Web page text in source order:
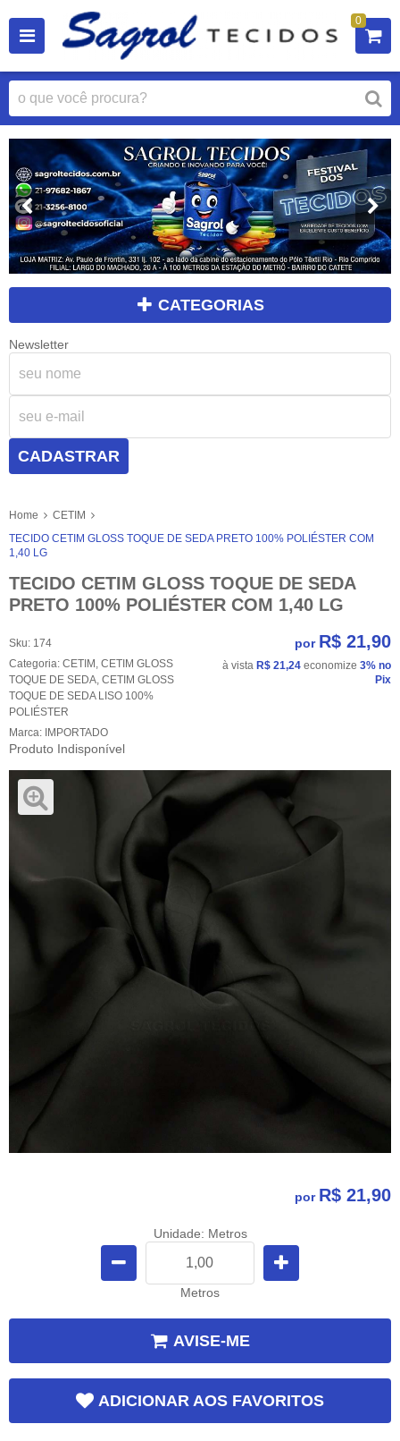
0
CATEGORIAS
Newsletter
CADASTRAR
Home
CETIM
TECIDO CETIM GLOSS TOQUE DE SEDA PRETO 100% POLIÉSTER COM
1,40 LG
TECIDO CETIM GLOSS TOQUE DE SEDA
PRETO 100% POLIÉSTER COM 1,40 LG
Sku: 174
Categoria: CETIM , CETIM GLOSS
TOQUE DE SEDA, CETIM GLOSS
TOQUE DE SEDA LISO 100%
POLIÉSTER
Marca: IMPORTADO
Produto Indisponível
por R$ 21,90
à vista R$ 21,24 economize 3% no
Pix
por R$ 21,90
Unidade: Metros
Metros
AVISE-ME
ADICIONAR AOS FAVORITOS